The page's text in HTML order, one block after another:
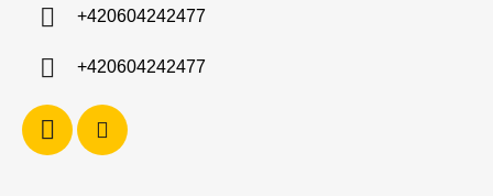
+420604242477
+420604242477